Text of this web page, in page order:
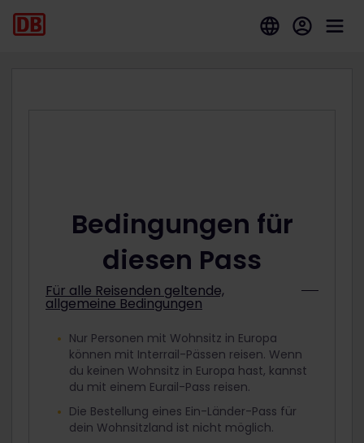
Bedingungen für
diesen Pass
Für alle Reisenden geltende,
allgemeine Bedingungen
Nur Personen mit Wohnsitz in Europa
können mit Interrail-Pässen reisen. Wenn
du keinen Wohnsitz in Europa hast, kannst
du mit einem Eurail-Pass reisen.
Die Bestellung eines Ein-Länder-Pass für
dein Wohnsitzland ist nicht möglich.